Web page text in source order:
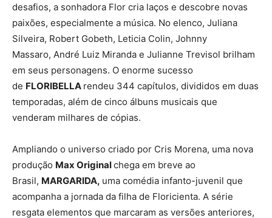
desafios, a sonhadora Flor cria laços e descobre novas
paixões, especialmente a música. No elenco, Juliana
Silveira, Robert Gobeth, Leticia Colin, Johnny
Massaro, André Luiz Miranda e Julianne Trevisol brilham
em seus personagens. O enorme sucesso
de FLORIBELLA rendeu 344 capítulos, divididos em duas
temporadas, além de cinco álbuns musicais que
venderam milhares de cópias.
Ampliando o universo criado por Cris Morena, uma nova
produção Max Originalchega em breve ao
Brasil, MARGARIDA, uma comédia infanto-juvenil que
acompanha a jornada da filha de Floricienta. A série
resgata elementos que marcaram as versões anteriores,